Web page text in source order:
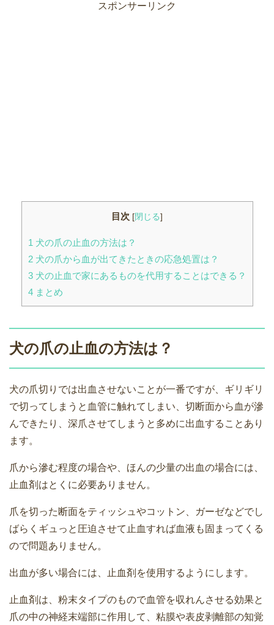
スポンサーリンク
目次 [閉じる]
1 犬の爪の止血の方法は？
2犬の爪から血が出てきたときの応急処置は？
3犬の止血で家にあるものを代用することはできる？
4まとめ
犬の爪の止血の方法は？
犬の爪切りでは出血させないことが一番ですが、ギリギリ
で切ってしまうと血管に触れてしまい、切断面から血が滲
んできたり、深爪させてしまうと多めに出血することあり
ます。
爪から滲む程度の場合や、ほんの少量の出血の場合には、
止血剤はとくに必要ありません。
爪を切った断面をティッシュやコットン、ガーゼなどでし
ばらくギュっと圧迫させて止血すれば血液も固まってくる
ので問題ありません。
出血が多い場合には、止血剤を使用するようにします。
止血剤は、粉末タイプのもので血管を収れんさせる効果と
爪の中の神経末端部に作用して、粘膜や表皮剥離部の知覚